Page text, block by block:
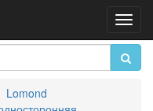
Lomond